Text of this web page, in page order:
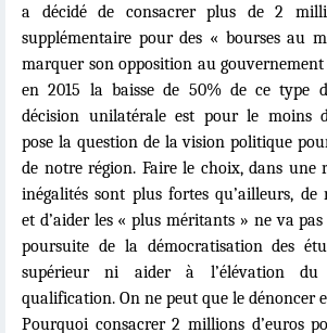
a décidé de consacrer plus de 2
supplémentaire pour des « bourses au
marquer son opposition au
en 2015 la baisse de 50% de ce type
décision unilatérale est pour le moins
pose la question de la vision politique
de notre région. Faire le choix, dans une
inégalités sont plus fortes qu’ailleurs, de
et d’aider les « plus méritants » ne va
poursuite de la démocratisation des
supérieur ni aider à l’élévation
qualification. On ne peut que le dénoncer
Pourquoi consacrer 2 millions d’euros